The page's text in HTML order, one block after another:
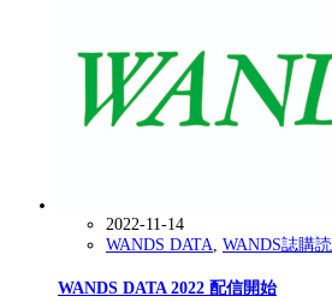
2022-11-14
WANDS DATA WANDS誌購読
WANDS DATA 2022 配信開始